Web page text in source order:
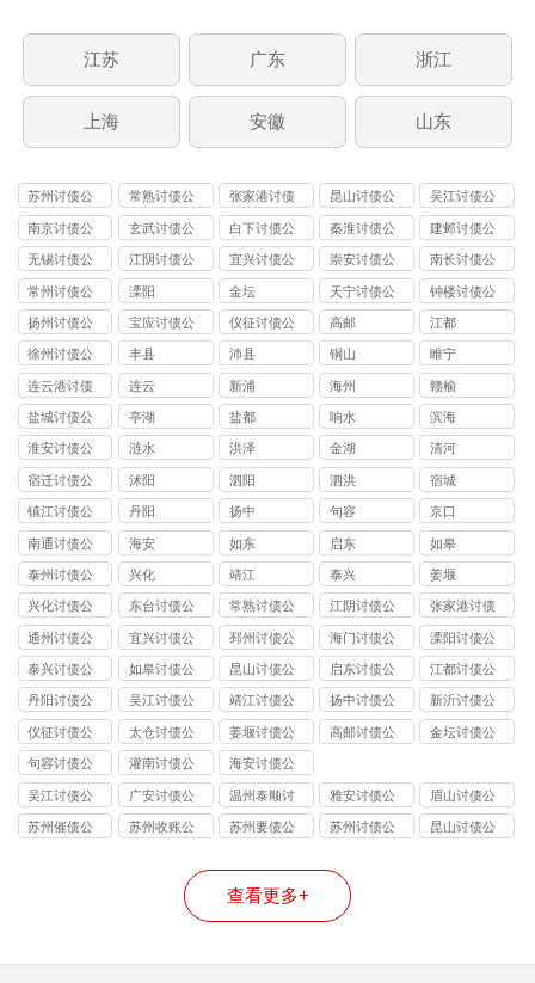
江苏 广东 浙江
上海 安徽 山东
苏州讨债公
司
常熟讨债公
司
张家港讨债
公司
昆山讨债公
司
吴江讨债公
司
南京讨债公
司
玄武讨债公
司
白下讨债公
司
秦淮讨债公
司
建邺讨债公
司
无锡讨债公
司
江阴讨债公
司
宜兴讨债公
司
崇安讨债公
司
南长讨债公
司
常州讨债公
司
溧阳 金坛
天宁讨债公
司
钟楼讨债公
司
扬州讨债公
司
宝应讨债公
司
仪征讨债公
司
高邮 江都
徐州讨债公
司
丰县 沛县 铜山 睢宁
连云港讨债
公司
连云 新浦 海州 赣榆
盐城讨债公
司
亭湖 盐都 响水 滨海
淮安讨债公
司
涟水 洪泽 金湖 清河
宿迁讨债公
司
沭阳 泗阳 泗洪 宿城
镇江讨债公
司
丹阳 扬中 句容 京口
南通讨债公
司
海安 如东 启东 如皋
泰州讨债公
司
兴化 靖江 泰兴 姜堰
兴化讨债公
司
东台讨债公
司
常熟讨债公
司
江阴讨债公
司
张家港讨债
公司
通州讨债公
司
宜兴讨债公
司
邳州讨债公
司
海门讨债公
司
溧阳讨债公
司
泰兴讨债公
司
如皋讨债公
司
昆山讨债公
司
启东讨债公
司
江都讨债公
司
丹阳讨债公
司
吴江讨债公
司
靖江讨债公
司
扬中讨债公
司
新沂讨债公
司
仪征讨债公
司
太仓讨债公
司
姜堰讨债公
司
高邮讨债公
金坛讨债公
句容讨债公
司
灌南讨债公
司
海安讨债公
司
吴江讨债公
司
广安讨债公
司
温州泰顺讨
债公司
雅安讨债公
司
眉山讨债公
司
苏州催债公
苏州收账公
苏州要债公
苏州讨债公
昆山讨债公
查看更多+